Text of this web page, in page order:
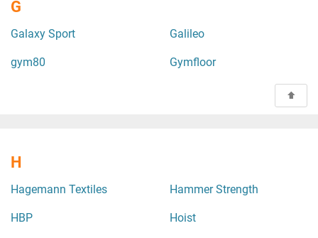
G
Galaxy Sport Galileo
gym80 Gymfloor
H
Hagemann Textiles Hammer Strength
HBP Hoist